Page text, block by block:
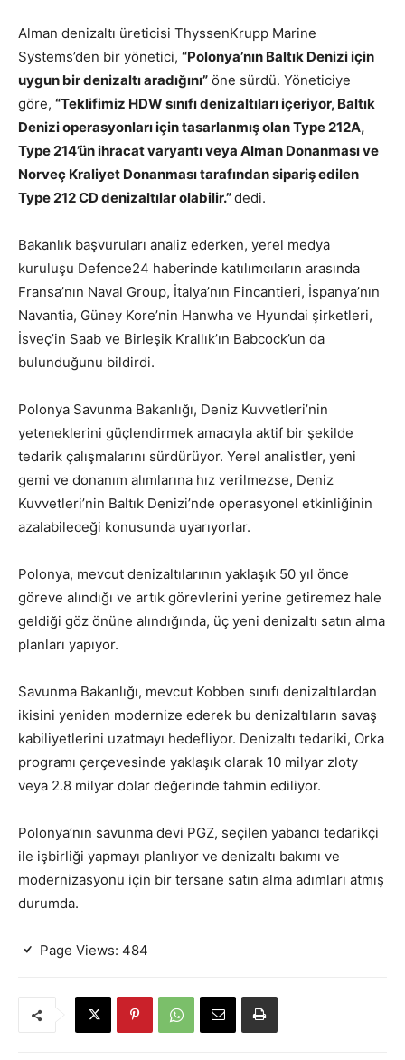
Alman denizaltı üreticisi ThyssenKrupp Marine
Systems’den bir yönetici, “Polonya’nın Baltık Denizi için
uygun bir denizaltı aradığını” öne sürdü. Yöneticiye
göre, “Teklifimiz HDW sınıfı denizaltıları içeriyor, Baltık
Denizi operasyonları için tasarlanmış olan Type 212A,
Type 214’ün ihracat varyantı veya Alman Donanması ve
Norveç Kraliyet Donanması tarafından sipariş edilen
Type 212 CD denizaltılar olabilir.”dedi.
Bakanlık başvuruları analiz ederken, yerel medya
kuruluşu Defence24 haberinde katılımcıların arasında
Fransa’nın Naval Group, İtalya’nın Fincantieri, İspanya’nın
Navantia, Güney Kore’nin Hanwha ve Hyundai şirketleri,
İsveç’in Saab ve Birleşik Krallık’ın Babcock’un da
bulunduğunu bildirdi.
Polonya Savunma Bakanlığı, Deniz Kuvvetleri’nin
yeteneklerini güçlendirmek amacıyla aktif bir şekilde
tedarik çalışmalarını sürdürüyor. Yerel analistler, yeni
gemi ve donanım alımlarına hız verilmezse, Deniz
Kuvvetleri’nin Baltık Denizi’nde operasyonel etkinliğinin
azalabileceği konusunda uyarıyorlar.
Polonya, mevcut denizaltılarının yaklaşık 50 yıl önce
göreve alındığı ve artık görevlerini yerine getiremez hale
geldiği göz önüne alındığında, üç yeni denizaltı satın alma
planları yapıyor.
Savunma Bakanlığı, mevcut Kobben sınıfı denizaltılardan
ikisini yeniden modernize ederek bu denizaltıların savaş
kabiliyetlerini uzatmayı hedefliyor. Denizaltı tedariki, Orka
programı çerçevesinde yaklaşık olarak 10 milyar zloty
veya 2.8 milyar dolar değerinde tahmin ediliyor.
Polonya’nın savunma devi PGZ, seçilen yabancı tedarikçi
ile işbirliği yapmayı planlıyor ve denizaltı bakımı ve
modernizasyonu için bir tersane satın alma adımları atmış
durumda.
Page Views: 484